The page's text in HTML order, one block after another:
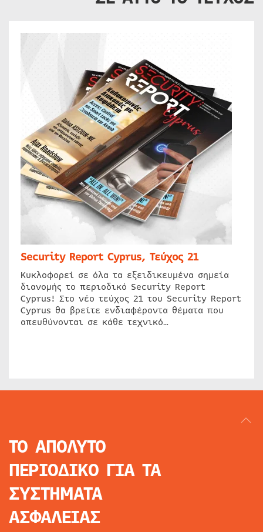
Security Report Cyprus, Τεύχος 21
Κυκλοφορεί σε όλα τα εξειδικευμένα σημεία
διανομής το περιοδικό Security Report
Cyprus! Στο νέο τεύχος 21 του Security Report
Cyprus θα βρείτε ενδιαφέροντα θέματα που
απευθύνονται σε κάθε τεχνικό…
ΤΟ ΑΠΟΛΥΤΟ
ΠΕΡΙΟΔΙΚΟ ΓΙΑ ΤΑ
ΣΥΣΤΗΜΑΤΑ
ΑΣΦΑΛΕΙΑΣ